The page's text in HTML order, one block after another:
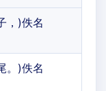
，)佚名
。)佚名